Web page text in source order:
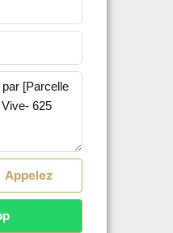
Appelez